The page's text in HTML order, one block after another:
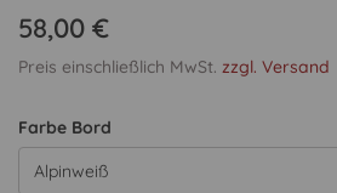
58,00 €
Preis einschließlich MwSt. zzgl. Versand
Farbe Bord
Alpinweiß